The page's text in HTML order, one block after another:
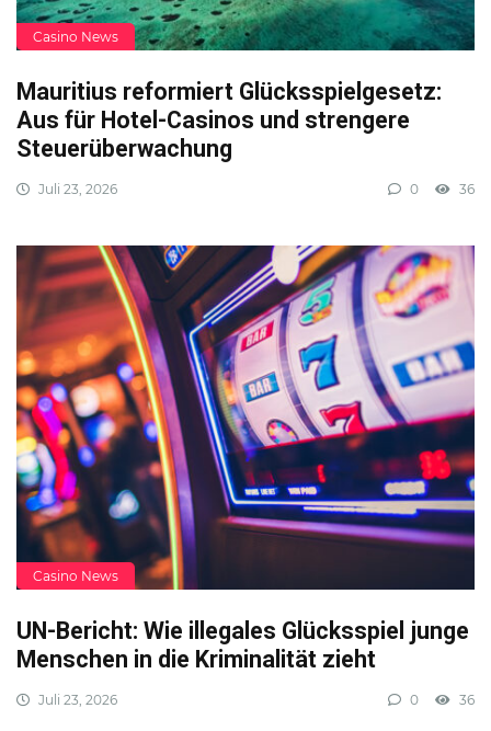
Casino News
Mauritius reformiert Glücksspielgesetz:
Aus für Hotel-Casinos und strengere
Steuerüberwachung
Juli 23, 2026 0 36
Casino News
UN-Bericht: Wie illegales Glücksspiel junge
Menschen in die Kriminalität zieht
Juli 23, 2026 0 36